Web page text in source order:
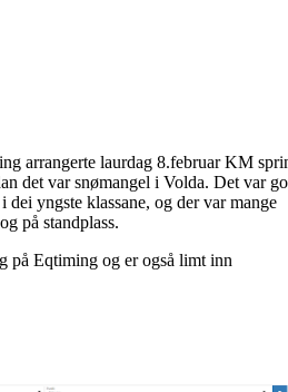
arrangerte laurdag 8.februar KM
det var snømangel i Volda. Det var
dei yngste klassane, og der var mange
på standplass.
på Eqtiming og er også limt inn